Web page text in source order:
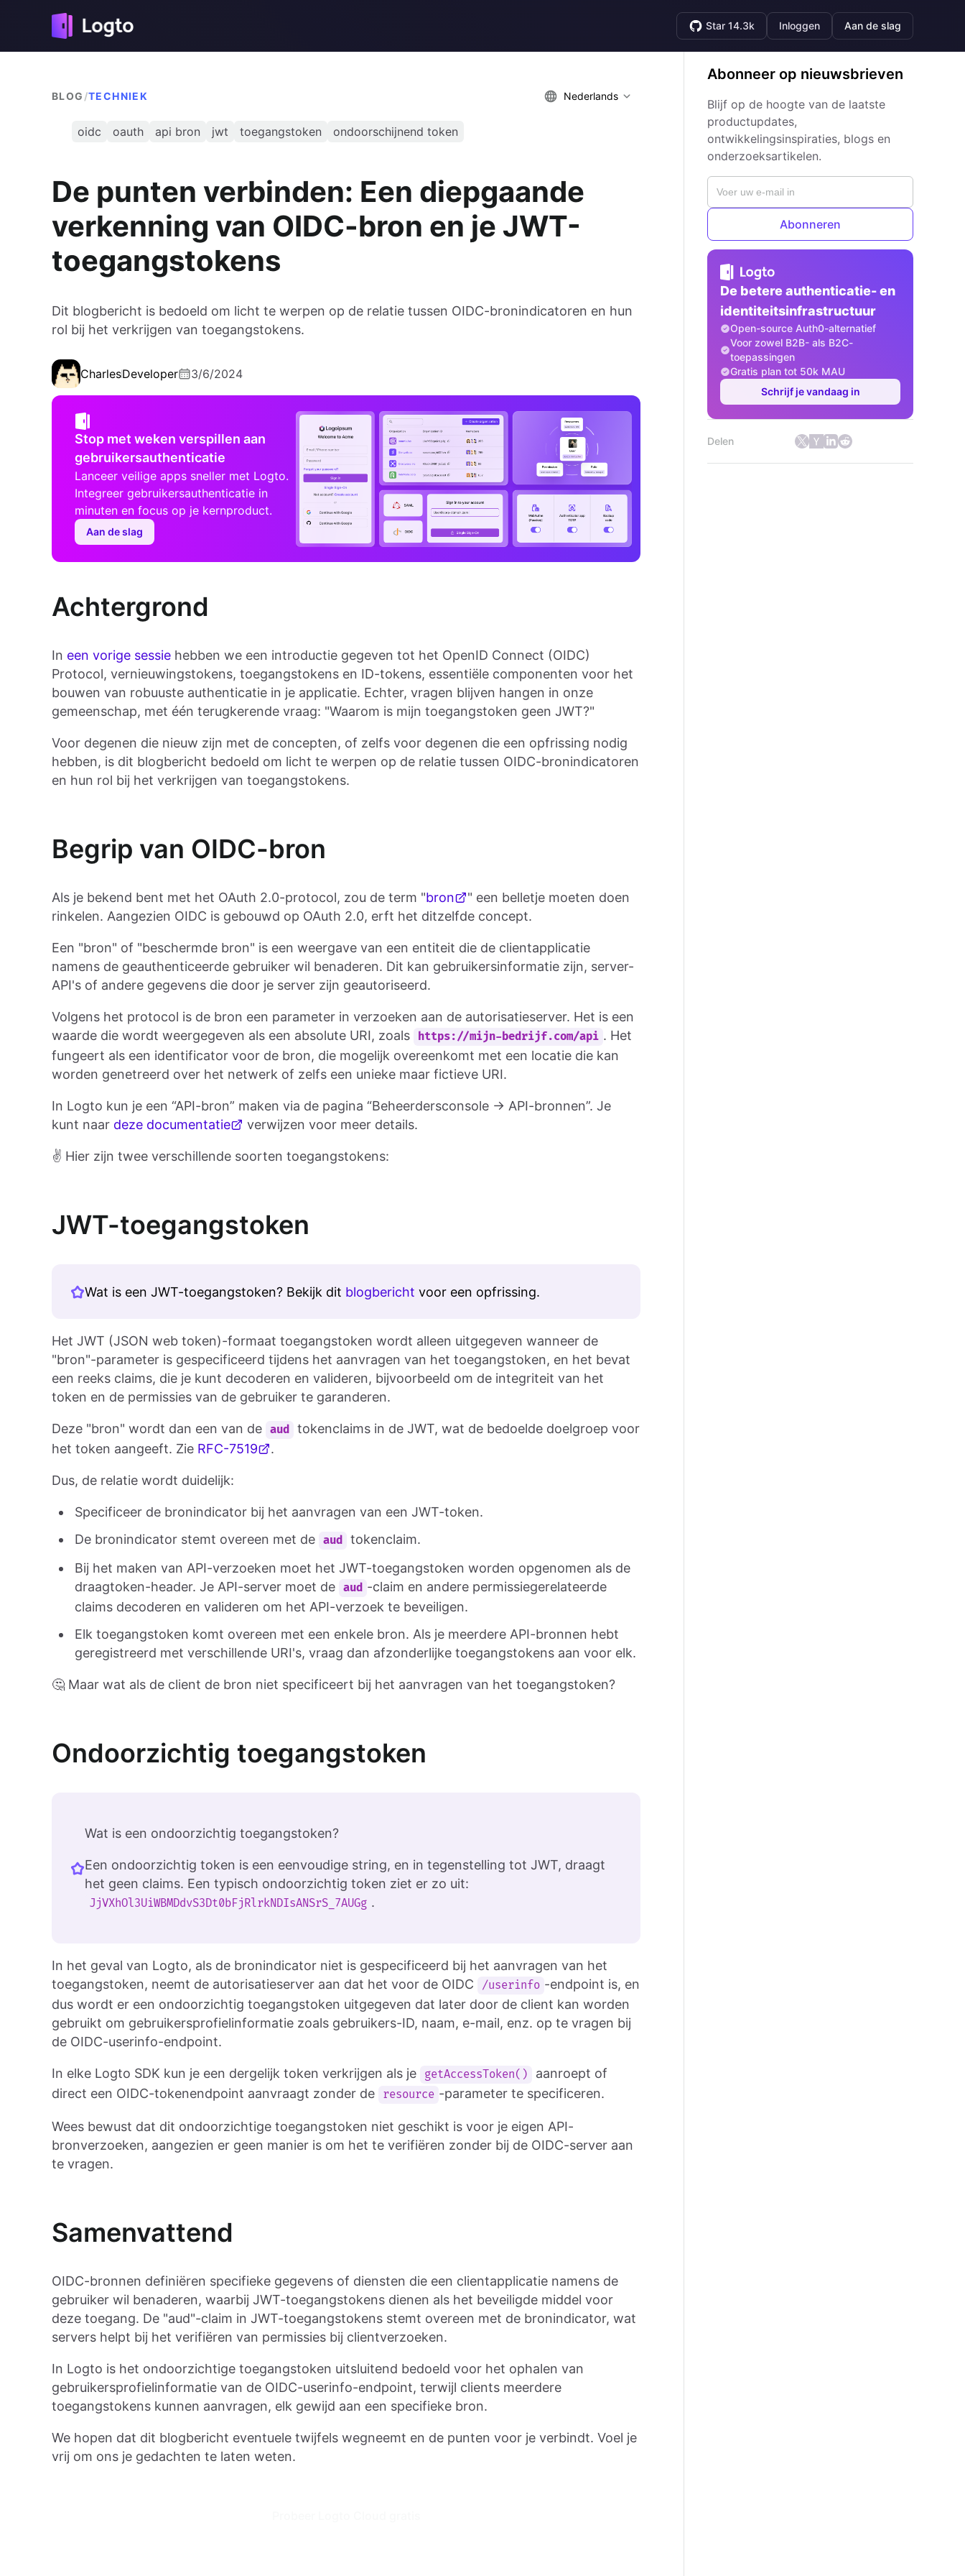
Star 14.3k Inloggen Aan de slag
BLOG /TECHNIEK Nederlands
oidc oauth api bron jwt toegangstoken ondoorschijnend token
De punten verbinden: Een diepgaande
verkenning van OIDC-bron en je JWT-
toegangstokens
Dit blogbericht is bedoeld om licht te werpen op de relatie tussen OIDC-bronindicatoren en hun
rol bij het verkrijgen van toegangstokens.
CharlesDeveloper 3/6/2024
Stop met weken verspillen aan
gebruikersauthenticatie
Lanceer veilige apps sneller met Logto.
Integreer gebruikersauthenticatie in
minuten en focus op je kernproduct.
Aan de slag
Achtergrond
In een vorige sessie hebben we een introductie gegeven tot het OpenID Connect (OIDC)
Protocol, vernieuwingstokens, toegangstokens en ID-tokens, essentiële componenten voor het
bouwen van robuuste authenticatie in je applicatie. Echter, vragen blijven hangen in onze
gemeenschap, met één terugkerende vraag: "Waarom is mijn toegangstoken geen JWT?"
Voor degenen die nieuw zijn met de concepten, of zelfs voor degenen die een opfrissing nodig
hebben, is dit blogbericht bedoeld om licht te werpen op de relatie tussen OIDC-bronindicatoren
en hun rol bij het verkrijgen van toegangstokens.
Begrip van OIDC-bron
Als je bekend bent met het OAuth 2.0-protocol, zou de term "bron
" een belletje moeten doen
rinkelen. Aangezien OIDC is gebouwd op OAuth 2.0, erft het ditzelfde concept.
Een "bron" of "beschermde bron" is een weergave van een entiteit die de clientapplicatie
namens de geauthenticeerde gebruiker wil benaderen. Dit kan gebruikersinformatie zijn, server-
API's of andere gegevens die door je server zijn geautoriseerd.
Volgens het protocol is de bron een parameter in verzoeken aan de autorisatieserver. Het is een
waarde die wordt weergegeven als een absolute URI, zoals
https://mijn-bedrijf.com/api . Het
fungeert als een identificator voor de bron, die mogelijk overeenkomt met een locatie die kan
worden genetreerd over het netwerk of zelfs een unieke maar fictieve URI.
In Logto kun je een “API-bron” maken via de pagina “Beheerdersconsole → API-bronnen”. Je
kunt naar deze documentatie verwijzen voor meer details.
✌️ Hier zijn twee verschillende soorten toegangstokens:
JWT-toegangstoken
Wat is een JWT-toegangstoken? Bekijk dit blogbericht voor een opfrissing.
Het JWT (JSON web token)-formaat toegangstoken wordt alleen uitgegeven wanneer de
"bron"-parameter is gespecificeerd tijdens het aanvragen van het toegangstoken, en het bevat
een reeks claims, die je kunt decoderen en valideren, bijvoorbeeld om de integriteit van het
token en de permissies van de gebruiker te garanderen.
Deze "bron" wordt dan een van de aud tokenclaims in de JWT, wat de bedoelde doelgroep voor
het token aangeeft. Zie RFC-7519 .
Dus, de relatie wordt duidelijk:
Specificeer de bronindicator bij het aanvragen van een JWT-token.
De bronindicator stemt overeen met de aud tokenclaim.
Bij het maken van API-verzoeken moet het JWT-toegangstoken worden opgenomen als de
draagtoken-header. Je API-server moet de aud -claim en andere permissiegerelateerde
claims decoderen en valideren om het API-verzoek te beveiligen.
Elk toegangstoken komt overeen met een enkele bron. Als je meerdere API-bronnen hebt
geregistreerd met verschillende URI's, vraag dan afzonderlijke toegangstokens aan voor elk.
🤔 Maar wat als de client de bron niet specificeert bij het aanvragen van het toegangstoken?
Ondoorzichtig toegangstoken
Wat is een ondoorzichtig toegangstoken?
Een ondoorzichtig token is een eenvoudige string, en in tegenstelling tot JWT, draagt
het geen claims. Een typisch ondoorzichtig token ziet er zo uit:
JjVXhOl3UiWBMDdvS3Dt0bFjRlrkNDIsANSrS_7AUGg .
In het geval van Logto, als de bronindicator niet is gespecificeerd bij het aanvragen van het
toegangstoken, neemt de autorisatieserver aan dat het voor de OIDC
/userinfo -endpoint is, en
dus wordt er een ondoorzichtig toegangstoken uitgegeven dat later door de client kan worden
gebruikt om gebruikersprofielinformatie zoals gebruikers-ID, naam, e-mail, enz. op te vragen bij
de OIDC-userinfo-endpoint.
In elke Logto SDK kun je een dergelijk token verkrijgen als je getAccessToken()
aanroept of
direct een OIDC-tokenendpoint aanvraagt zonder de
resource -parameter te specificeren.
Wees bewust dat dit ondoorzichtige toegangstoken niet geschikt is voor je eigen API-
bronverzoeken, aangezien er geen manier is om het te verifiëren zonder bij de OIDC-server aan
te vragen.
Samenvattend
OIDC-bronnen definiëren specifieke gegevens of diensten die een clientapplicatie namens de
gebruiker wil benaderen, waarbij JWT-toegangstokens dienen als het beveiligde middel voor
deze toegang. De "aud"-claim in JWT-toegangstokens stemt overeen met de bronindicator, wat
servers helpt bij het verifiëren van permissies bij clientverzoeken.
In Logto is het ondoorzichtige toegangstoken uitsluitend bedoeld voor het ophalen van
gebruikersprofielinformatie van de OIDC-userinfo-endpoint, terwijl clients meerdere
toegangstokens kunnen aanvragen, elk gewijd aan een specifieke bron.
We hopen dat dit blogbericht eventuele twijfels wegneemt en de punten voor je verbindt. Voel je
vrij om ons je gedachten te laten weten.
Abonneer op nieuwsbrieven
Blijf op de hoogte van de laatste
productupdates,
ontwikkelingsinspiraties, blogs en
onderzoeksartikelen.
Abonneren
De betere authenticatie- en
identiteitsinfrastructuur
Open-source Auth0-alternatief
Voor zowel B2B- als B2C-
toepassingen
Gratis plan tot 50k MAU
Schrijf je vandaag in
Delen